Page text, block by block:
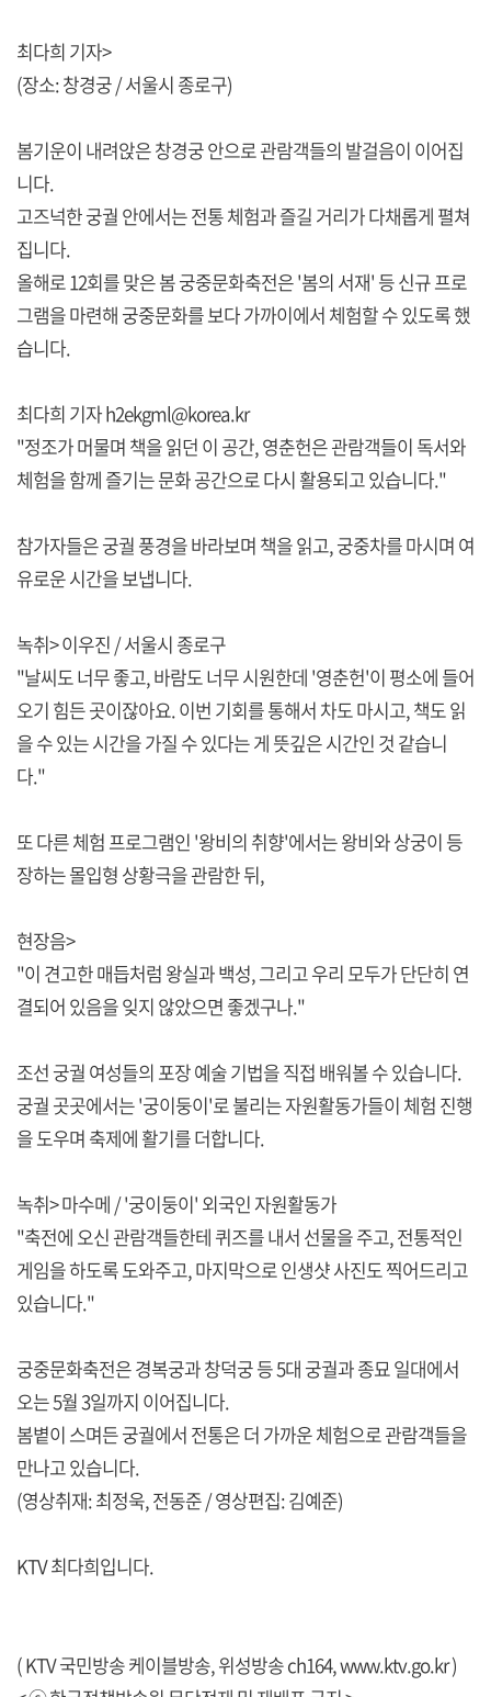
최다희 기자>
(장소: 창경궁 / 서울시 종로구)
봄기운이 내려앉은 창경궁 안으로 관람객들의 발걸음이 이어집
니다.
고즈넉한 궁궐 안에서는 전통 체험과 즐길 거리가 다채롭게 펼쳐
집니다.
올해로 12회를 맞은 봄 궁중문화축전은 '봄의 서재' 등 신규 프로
그램을 마련해 궁중문화를 보다 가까이에서 체험할 수 있도록 했
습니다.
최다희 기자 h2ekgml@korea.kr
"정조가 머물며 책을 읽던 이 공간, 영춘헌은 관람객들이 독서와
체험을 함께 즐기는 문화 공간으로 다시 활용되고 있습니다."
참가자들은 궁궐 풍경을 바라보며 책을 읽고, 궁중차를 마시며 여
유로운 시간을 보냅니다.
녹취> 이우진 / 서울시 종로구
"날씨도 너무 좋고, 바람도 너무 시원한데 '영춘헌'이 평소에 들어
오기 힘든 곳이잖아요. 이번 기회를 통해서 차도 마시고, 책도 읽
을 수 있는 시간을 가질 수 있다는 게 뜻깊은 시간인 것 같습니
다."
또 다른 체험 프로그램인 '왕비의 취향'에서는 왕비와 상궁이 등
장하는 몰입형 상황극을 관람한 뒤,
현장음>
"이 견고한 매듭처럼 왕실과 백성, 그리고 우리 모두가 단단히 연
결되어 있음을 잊지 않았으면 좋겠구나."
조선 궁궐 여성들의 포장 예술 기법을 직접 배워볼 수 있습니다.
궁궐 곳곳에서는 '궁이둥이'로 불리는 자원활동가들이 체험 진행
을 도우며 축제에 활기를 더합니다.
녹취> 마수메 / '궁이둥이' 외국인 자원활동가
"축전에 오신 관람객들한테 퀴즈를 내서 선물을 주고, 전통적인
게임을 하도록 도와주고, 마지막으로 인생샷 사진도 찍어드리고
있습니다."
궁중문화축전은 경복궁과 창덕궁 등 5대 궁궐과 종묘 일대에서
오는 5월 3일까지 이어집니다.
봄볕이 스며든 궁궐에서 전통은 더 가까운 체험으로 관람객들을
만나고 있습니다.
(영상취재: 최정욱, 전동준 / 영상편집: 김예준)
KTV 최다희입니다.
( KTV 국민방송 케이블방송, 위성방송 ch164,www.ktv.go.kr)